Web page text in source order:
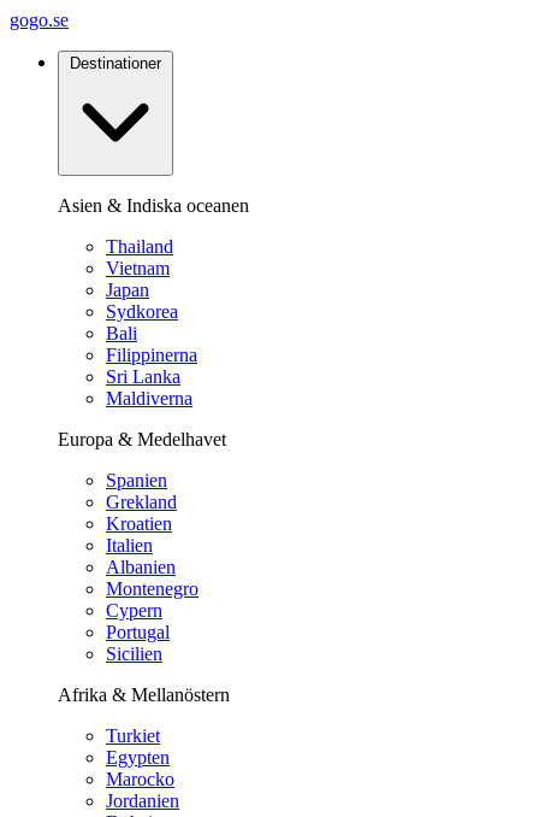
gogo.se
Destinationer
Asien & Indiska oceanen
Thailand
Vietnam
Japan
Sydkorea
Bali
Filippinerna
Sri Lanka
Maldiverna
Europa & Medelhavet
Spanien
Grekland
Kroatien
Italien
Albanien
Montenegro
Cypern
Portugal
Sicilien
Afrika & Mellanöstern
Turkiet
Egypten
Marocko
Jordanien